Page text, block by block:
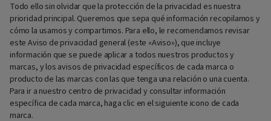
Todo ello sin olvidar que la protección de la privacidad es nuestra
prioridad principal. Queremos que sepa qué información recopilamos y
cómo la usamos y compartimos. Para ello, le recomendamos revisar
este Aviso de privacidad general (este «Aviso»), que incluye
información que se puede aplicar a todos nuestros productos y
marcas, y los avisos de privacidad específicos de cada marca o
producto de las marcas con las que tenga una relación o una cuenta.
Para ir a nuestro centro de privacidad y consultar información
específica de cada marca, haga clic en el siguiente icono de cada
marca.